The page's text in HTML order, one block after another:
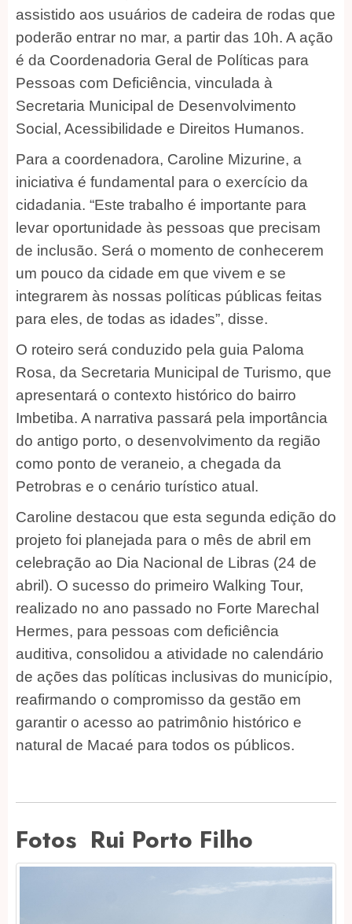
assistido aos usuários de cadeira de rodas que
poderão entrar no mar, a partir das 10h. A ação
é da Coordenadoria Geral de Políticas para
Pessoas com Deficiência, vinculada à
Secretaria Municipal de Desenvolvimento
Social, Acessibilidade e Direitos Humanos.
Para a coordenadora, Caroline Mizurine, a
iniciativa é fundamental para o exercício da
cidadania. “Este trabalho é importante para
levar oportunidade às pessoas que precisam
de inclusão. Será o momento de conhecerem
um pouco da cidade em que vivem e se
integrarem às nossas políticas públicas feitas
para eles, de todas as idades”, disse.
O roteiro será conduzido pela guia Paloma
Rosa, da Secretaria Municipal de Turismo, que
apresentará o contexto histórico do bairro
Imbetiba. A narrativa passará pela importância
do antigo porto, o desenvolvimento da região
como ponto de veraneio, a chegada da
Petrobras e o cenário turístico atual.
Caroline destacou que esta segunda edição do
projeto foi planejada para o mês de abril em
celebração ao Dia Nacional de Libras (24 de
abril). O sucesso do primeiro Walking Tour,
realizado no ano passado no Forte Marechal
Hermes, para pessoas com deficiência
auditiva, consolidou a atividade no calendário
de ações das políticas inclusivas do município,
reafirmando o compromisso da gestão em
garantir o acesso ao patrimônio histórico e
natural de Macaé para todos os públicos.
Fotos Rui Porto Filho